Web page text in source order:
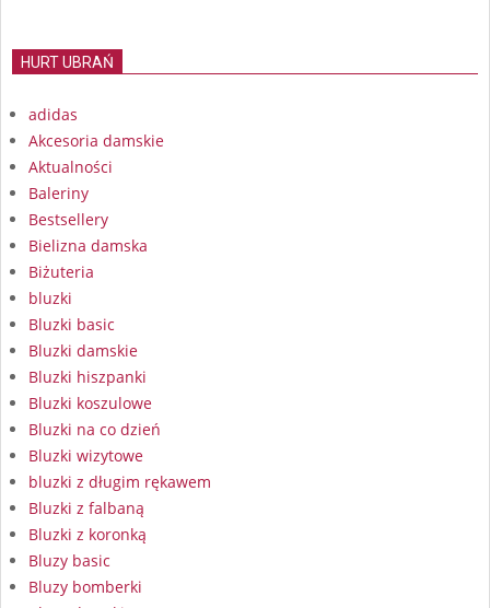
HURT UBRAŃ
adidas
Akcesoria damskie
Aktualności
Baleriny
Bestsellery
Bielizna damska
Biżuteria
bluzki
Bluzki basic
Bluzki damskie
Bluzki hiszpanki
Bluzki koszulowe
Bluzki na co dzień
Bluzki wizytowe
bluzki z długim rękawem
Bluzki z falbaną
Bluzki z koronką
Bluzy basic
Bluzy bomberki